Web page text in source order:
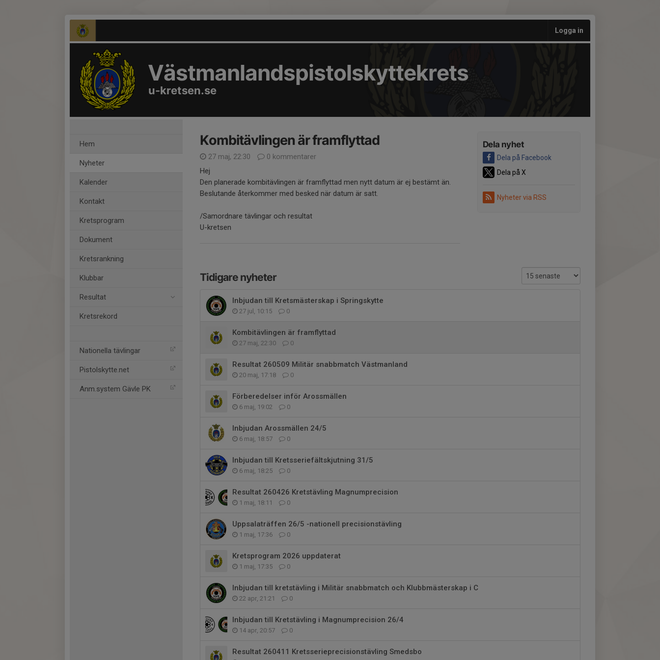
Logga in
Västmanlandspistolskyttekrets
u-kretsen.se
Hem
Nyheter
Kalender
Kontakt
Kretsprogram
Dokument
Kretsrankning
Klubbar
Resultat
Kretsrekord
Nationella tävlingar
Pistolskytte.net
Anm.system Gävle PK
Dela nyhet
Dela på Facebook
Dela på X
Nyheter via RSS
Kombitävlingen är framflyttad
27 maj, 22:30
0 kommentarer
Hej
Den planerade kombitävlingen är framflyttad men nytt datum är ej bestämt än.
Beslutande återkommer med besked när datum är satt.
/Samordnare tävlingar och resultat
U-kretsen
Tidigare nyheter
Inbjudan till Kretsmästerskap i Springskytte
27 jul, 10:15 0
Kombitävlingen är framflyttad
27 maj, 22:30 0
Resultat 260509 Militär snabbmatch Västmanland
20 maj, 17:18 0
Förberedelser inför Arossmällen
6 maj, 19:02 0
Inbjudan Arossmällen 24/5
6 maj, 18:57 0
Inbjudan till Kretsseriefältskjutning 31/5
6 maj, 18:25 0
Resultat 260426 Kretstävling Magnumprecision
1 maj, 18:11 0
Uppsalaträffen 26/5 -nationell precisionstävling
1 maj, 17:36 0
Kretsprogram 2026 uppdaterat
1 maj, 17:35 0
Inbjudan till kretstävling i Militär snabbmatch och Klubbmästerskap i C
22 apr, 21:21 0
Inbjudan till Kretstävling i Magnumprecision 26/4
14 apr, 20:57 0
Resultat 260411 Kretsserieprecisionstävling Smedsbo